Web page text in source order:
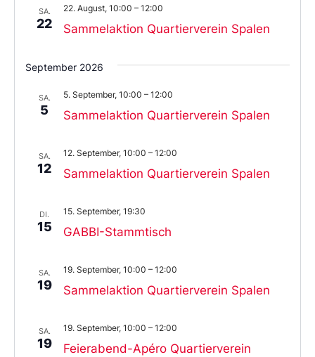
SA.
22 Sammelaktion Quartierverein Spalen
22. August, 10:00 – 12:00
September 2026
SA.
5 Sammelaktion Quartierverein Spalen
5. September, 10:00 – 12:00
SA.
12 Sammelaktion Quartierverein Spalen
12. September, 10:00 – 12:00
DI.
15 GABBI-Stammtisch
15. September, 19:30
SA.
19 Sammelaktion Quartierverein Spalen
19. September, 10:00 – 12:00
SA.
19
Feierabend-Apéro Quartierverein
19. September, 10:00 – 12:00